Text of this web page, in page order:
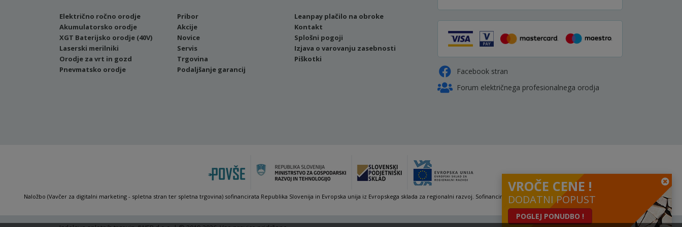
Facebook stran
Forum električnega profesionalnega orodja
Električno ročno orodje
Akumulatorsko orodje
XGT Baterijsko orodje (40V)
Laserski merilniki
Orodje za vrt in gozd
Pnevmatsko orodje
Pribor
Akcije
Novice
Servis
Trgovina
Podaljšanje garancij
Leanpay plačilo na obroke
Kontakt
Splošni pogoji
Izjava o varovanju zasebnosti
Piškotki
Naložbo (Vavčer za digitalni marketing - spletna stran ter spletna trgovina) sofinancirata Republika Slovenija in Evropska unija iz Evropskega sklada za regionalni razvoj. Sofinanciranje se je pridobilo preko Vavčerja za digitalni marketing.
VROČE CENE !
DODATNI POPUST
POGLEJ PONUDBO !